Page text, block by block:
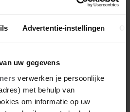
Advertentie-instellingen
uw gegevens
verwerken je persoonlijke
met behulp van
om informatie op uw